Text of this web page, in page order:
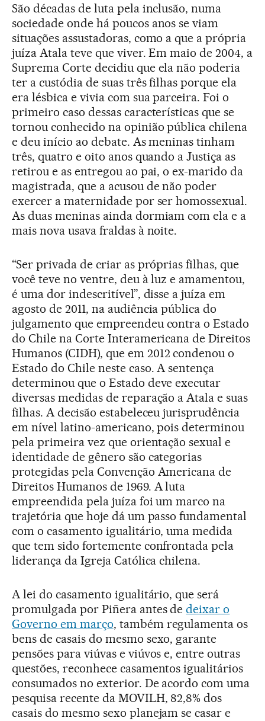
São décadas de luta pela inclusão, numa
sociedade onde há poucos anos se viam
situações assustadoras, como a que a própria
juíza Atala teve que viver. Em maio de 2004, a
Suprema Corte decidiu que ela não poderia
ter a custódia de suas três filhas porque ela
era lésbica e vivia com sua parceira. Foi o
primeiro caso dessas características que se
tornou conhecido na opinião pública chilena
e deu início ao debate. As meninas tinham
três, quatro e oito anos quando a Justiça as
retirou e as entregou ao pai, o ex-marido da
magistrada, que a acusou de não poder
exercer a maternidade por ser homossexual.
As duas meninas ainda dormiam com ela e a
mais nova usava fraldas à noite.
“Ser privada de criar as próprias filhas, que
você teve no ventre, deu à luz e amamentou,
é uma dor indescritível”, disse a juíza em
agosto de 2011, na audiência pública do
julgamento que empreendeu contra o Estado
do Chile na Corte Interamericana de Direitos
Humanos (CIDH), que em 2012 condenou o
Estado do Chile neste caso. A sentença
determinou que o Estado deve executar
diversas medidas de reparação a Atala e suas
filhas. A decisão estabeleceu jurisprudência
em nível latino-americano, pois determinou
pela primeira vez que orientação sexual e
identidade de gênero são categorias
protegidas pela Convenção Americana de
Direitos Humanos de 1969. A luta
empreendida pela juíza foi um marco na
trajetória que hoje dá um passo fundamental
com o casamento igualitário, uma medida
que tem sido fortemente confrontada pela
liderança da Igreja Católica chilena.
A lei do casamento igualitário, que será
promulgada por Piñera antes dedeixar o
Governo em março, também regulamenta os
bens de casais do mesmo sexo, garante
pensões para viúvas e viúvos e, entre outras
questões, reconhece casamentos igualitários
consumados no exterior. De acordo com uma
pesquisa recente da MOVILH, 82,8% dos
casais do mesmo sexo planejam se casar e